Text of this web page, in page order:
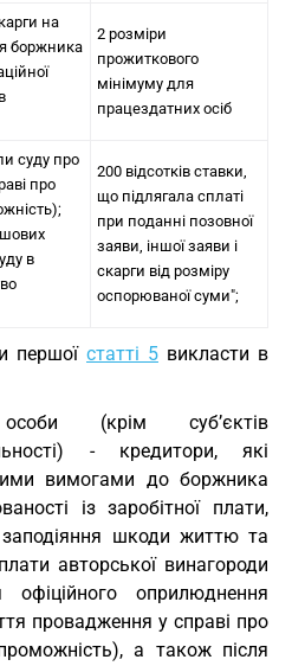
на
боржника
2 розміри
прожиткового
мінімуму для
працездатних осіб
суду про
про
в
200 відсотків ставки,
що підлягала сплаті
при поданні позовної
заяви, іншої заяви і
скарги від розміру
оспорюваної суми";
першої статті 5 викласти в
(крім суб’єктів
- кредитори, які
вимогами до боржника
із заробітної плати,
заподіяння шкоди життю та
авторської винагороди
оприлюднення
провадження у справі про
а також після